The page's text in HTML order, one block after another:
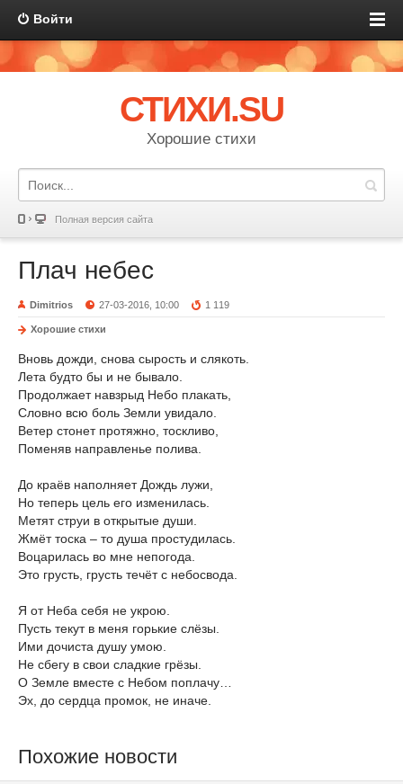
Войти
СТИХИ.SU
Хорошие стихи
Полная версия сайта
Плач небес
Dimitrios 27-03-2016, 10:00 1 119
Хорошие стихи
Вновь дожди, снова сырость и слякоть.
Лета будто бы и не бывало.
Продолжает навзрыд Небо плакать,
Словно всю боль Земли увидало.
Ветер стонет протяжно, тоскливо,
Поменяв направленье полива.
До краёв наполняет Дождь лужи,
Но теперь цель его изменилась.
Метят струи в открытые души.
Жмёт тоска – то душа простудилась.
Воцарилась во мне непогода.
Это грусть, грусть течёт с небосвода.
Я от Неба себя не укрою.
Пусть текут в меня горькие слёзы.
Ими дочиста душу умою.
Не сбегу в свои сладкие грёзы.
О Земле вместе с Небом поплачу…
Эх, до сердца промок, не иначе.
Похожие новости